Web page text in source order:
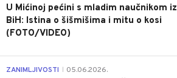
U Mićinoj pećini s mladim naučnikom iz
BiH: Istina o šišmišima i mitu o kosi
(FOTO/VIDEO)
ZANIMLJIVOSTI 05.06.2026.